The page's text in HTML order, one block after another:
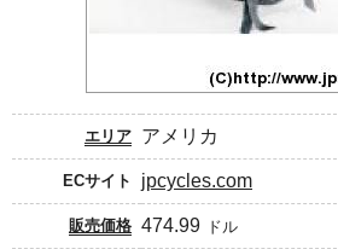
エリア アメリカ
ECサイト jpcycles.com
販売価格 474.99 ドル